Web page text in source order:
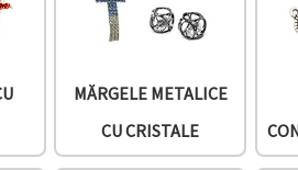
MĂRGELE METALICE
CU CRISTALE